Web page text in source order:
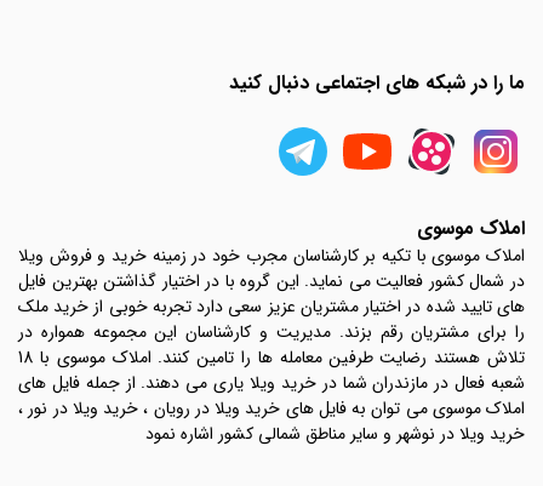
ما را در شبکه های اجتماعی دنبال کنید
املاک موسوی
املاک موسوی با تکیه بر کارشناسان مجرب خود در زمینه خرید و فروش ویلا
در شمال کشور فعالیت می نماید. این گروه با در اختیار گذاشتن بهترین فایل
های تایید شده در اختیار مشتریان عزیز سعی دارد تجربه خوبی از خرید ملک
را برای مشتریان رقم بزند. مدیریت و کارشناسان این مجموعه همواره در
تلاش هستند رضایت طرفین معامله ها را تامین کنند. املاک موسوی با 18
شعبه فعال در مازندران شما در خرید ویلا یاری می دهند. از جمله فایل های
املاک موسوی می توان به فایل های خرید ویلا در رویان ، خرید ویلا در نور ،
خرید ویلا در نوشهر و سایر مناطق شمالی کشور اشاره نمود